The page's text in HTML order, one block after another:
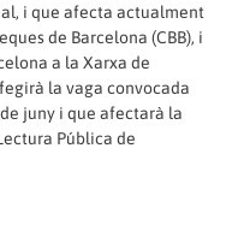
i que afecta actualment
de Barcelona (CBB), i
a la Xarxa de
la vaga convocada
juny i que afectarà la
Pública de